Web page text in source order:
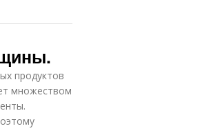
продуктов
множеством